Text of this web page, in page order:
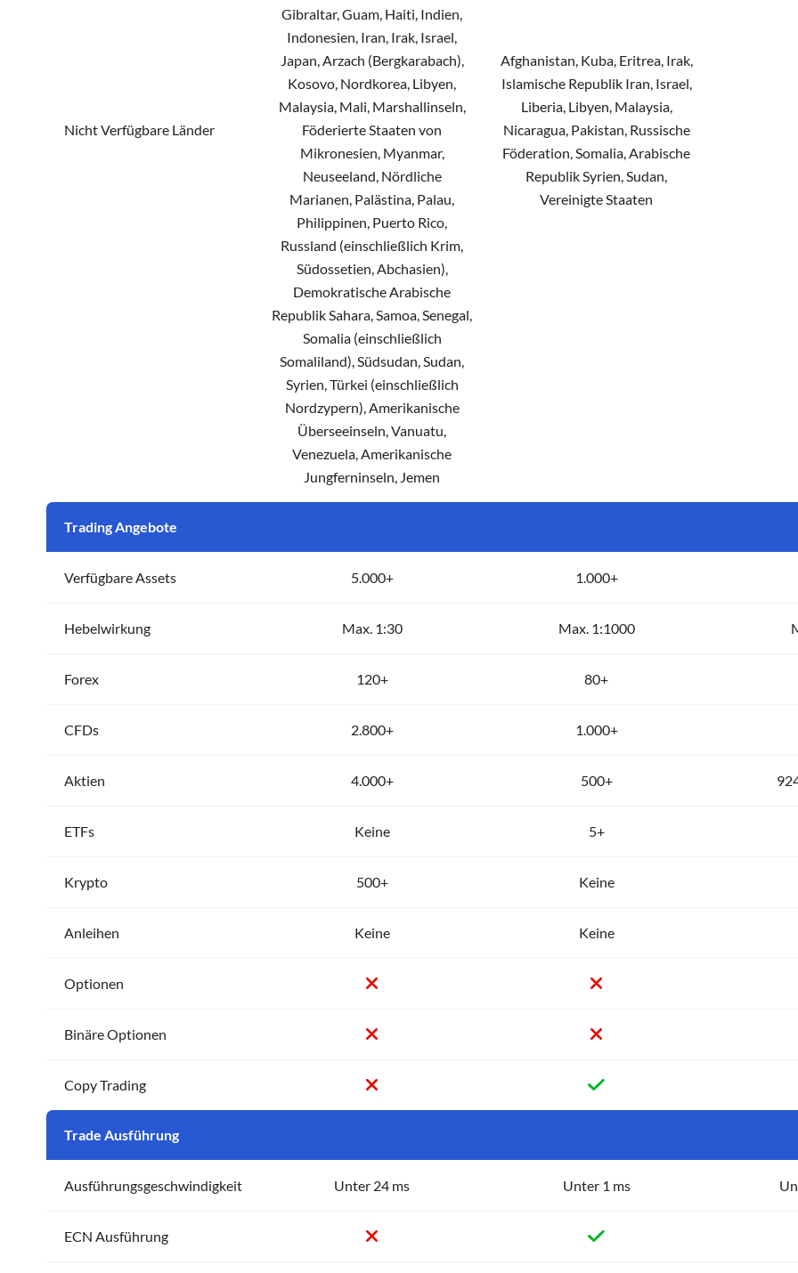
Nicht Verfügbare Länder
Gibraltar, Guam, Haiti, Indien,
Indonesien, Iran, Irak, Israel,
Japan, Arzach (Bergkarabach),
Kosovo, Nordkorea, Libyen,
Malaysia, Mali, Marshallinseln,
Föderierte Staaten von
Mikronesien, Myanmar,
Neuseeland, Nördliche
Marianen, Palästina, Palau,
Philippinen, Puerto Rico,
Russland (einschließlich Krim,
Südossetien, Abchasien),
Demokratische Arabische
Republik Sahara, Samoa, Senegal,
Somalia (einschließlich
Somaliland), Südsudan, Sudan,
Syrien, Türkei (einschließlich
Nordzypern), Amerikanische
Überseeinseln, Vanuatu,
Venezuela, Amerikanische
Jungferninseln, Jemen
Afghanistan, Kuba, Eritrea, Irak,
Islamische Republik Iran, Israel,
Liberia, Libyen, Malaysia,
Nicaragua, Pakistan, Russische
Föderation, Somalia, Arabische
Republik Syrien, Sudan,
Vereinigte Staaten
Trading Angebote
Verfügbare Assets 5.000+ 1.000+
Hebelwirkung Max. 1:30 Max. 1:1000
Forex 120+ 80+
CFDs 2.800+ 1.000+
Aktien 4.000+ 500+
ETFs Keine 5+
Krypto 500+ Keine
Anleihen Keine Keine
Optionen
Binäre Optionen
Copy Trading
Trade Ausführung
Ausführungsgeschwindigkeit Unter 24 ms Unter 1 ms
ECN Ausführung